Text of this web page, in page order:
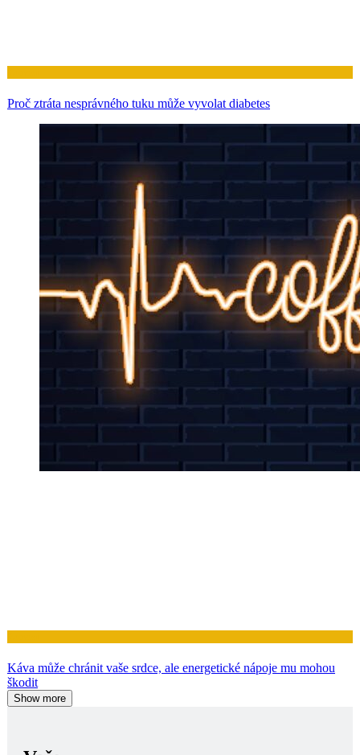
Proč ztráta nesprávného tuku může vyvolat diabetes
Káva může chránit vaše srdce, ale energetické nápoje mu mohou
škodit
Show more